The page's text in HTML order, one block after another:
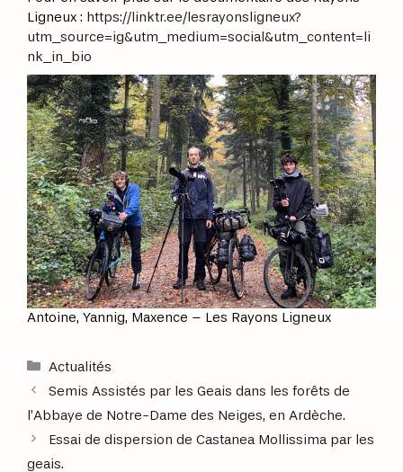
Ligneux : https://linktr.ee/lesrayonsligneux?
utm_source=ig&utm_medium=social&utm_content=li
nk_in_bio
Antoine, Yannig, Maxence – Les Rayons Ligneux
Actualités
Semis Assistés par les Geais dans les forêts de
l’Abbaye de Notre-Dame des Neiges, en Ardèche.
Essai de dispersion de Castanea Mollissima par les
geais.